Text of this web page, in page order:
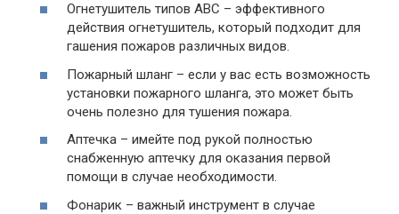
Огнетушитель типов АВС – эффективного
действия огнетушитель, который подходит для
гашения пожаров различных видов.
Пожарный шланг – если у вас есть возможность
установки пожарного шланга, это может быть
очень полезно для тушения пожара.
Аптечка – имейте под рукой полностью
снабженную аптечку для оказания первой
помощи в случае необходимости.
Фонарик – важный инструмент в случае